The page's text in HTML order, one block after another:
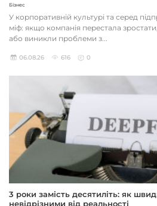
Бізнес
У корпоративній культурі та серед
міф: якщо компанія перестала
або виникли проблеми з...
06.08.26 616 0
3 роки замість десятиліть: як
невідрізними від реальності